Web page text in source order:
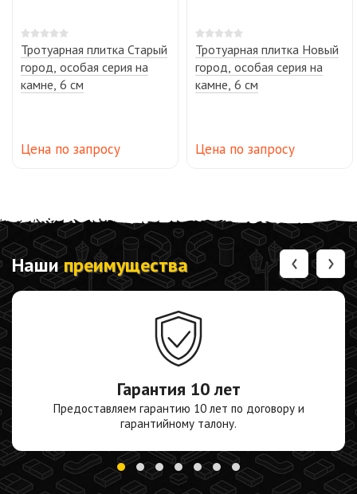
Тротуарная плитка Старый
город, особая серия на
камне, 6 см
Цена по запросу
Тротуарная плитка Новый
город, особая серия на
камне, 6 см
Цена по запросу
Нашипреимущества
Гарантия 10 лет
Предоставляем гарантию 10 лет по договору и
гарантийному талону.
‹ ›